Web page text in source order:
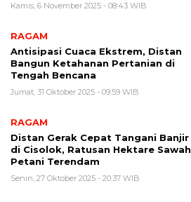
Kamis, 6 November 2025 - 08:43 WIB
RAGAM
Antisipasi Cuaca Ekstrem, Distan
Bangun Ketahanan Pertanian di
Tengah Bencana
Jumat, 31 Oktober 2025 - 09:59 WIB
RAGAM
Distan Gerak Cepat Tangani Banjir
di Cisolok, Ratusan Hektare Sawah
Petani Terendam
Senin, 27 Oktober 2025 - 20:37 WIB